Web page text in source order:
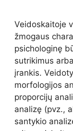
Veidoskaitoje
žmogaus
psichologinę
sutrikimus
įrankis.
morfologijos
proporcijų
analizę (pvz.,
santykio